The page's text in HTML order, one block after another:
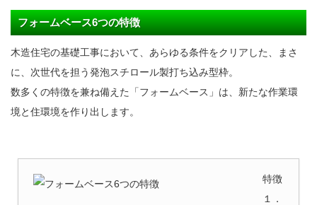
フォームベース6つの特徴
木造住宅の基礎工事において、あらゆる条件をクリアした、まさ
に、次世代を担う発泡スチロール製打ち込み型枠。
数多くの特徴を兼ね備えた「フォームベース」は、新たな作業環
境と住環境を作り出します。
特徴
１．